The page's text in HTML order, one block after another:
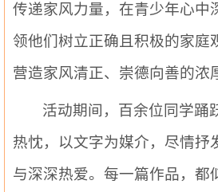
传递家风力量，在青少年心中
领他们树立正确且积极的家庭
营造家风清正、崇德向善的浓
活动期间，百余位同学踊
热忱，以文字为媒介，尽情抒
与深深热爱。每一篇作品，都